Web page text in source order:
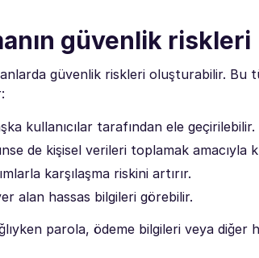
güvenlik riskleri
güvenlik riskleri oluşturabilir. Bu
kullanıcılar tarafından ele geçirilebilir.
de kişisel verileri toplamak amacıyla
karşılaşma riskini artırır.
alan hassas bilgileri görebilir.
parola, ödeme bilgileri veya diğer